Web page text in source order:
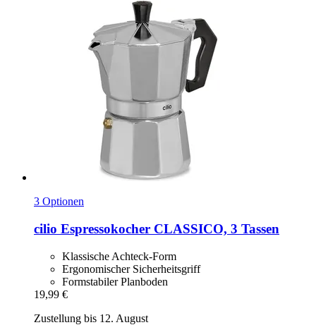
3 Optionen
cilio Espressokocher CLASSICO, 3 Tassen
Klassische Achteck-Form
Ergonomischer Sicherheitsgriff
Formstabiler Planboden
19,99 €
Zustellung bis 12. August